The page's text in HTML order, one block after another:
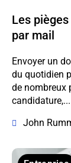
Les
par mail
Envoyer un
du quotidien
de nombreux
candidature,...
John